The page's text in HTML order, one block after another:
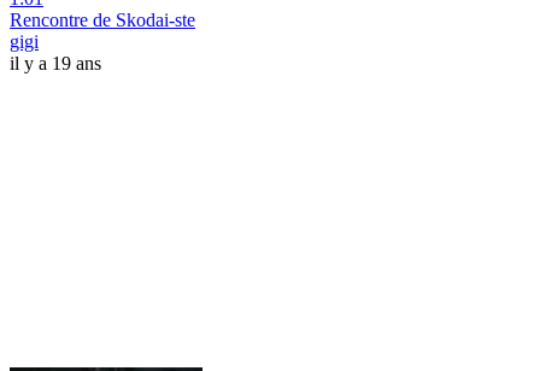
Rencontre de Skodai-ste
gigi
il y a 19 ans